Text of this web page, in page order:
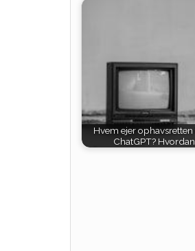
Hvem ejer
ChatGPT?